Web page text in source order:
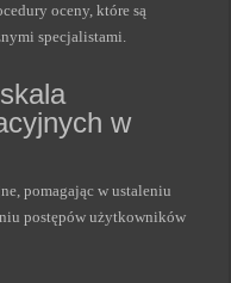
oceny, które są
specjalistami.
w
pomagając w ustaleniu
postępów użytkowników